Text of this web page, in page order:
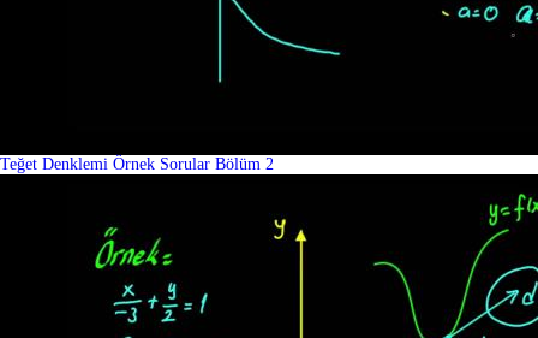
Teğet Denklemi Örnek Sorular Bölüm 2